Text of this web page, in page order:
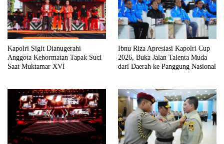
Kapolri Sigit Dianugerahi
Anggota Kehormatan Tapak Suci
Saat Muktamar XVI
Ibnu Riza Apresiasi Kapolri Cup
2026, Buka Jalan Talenta Muda
dari Daerah ke Panggung Nasional